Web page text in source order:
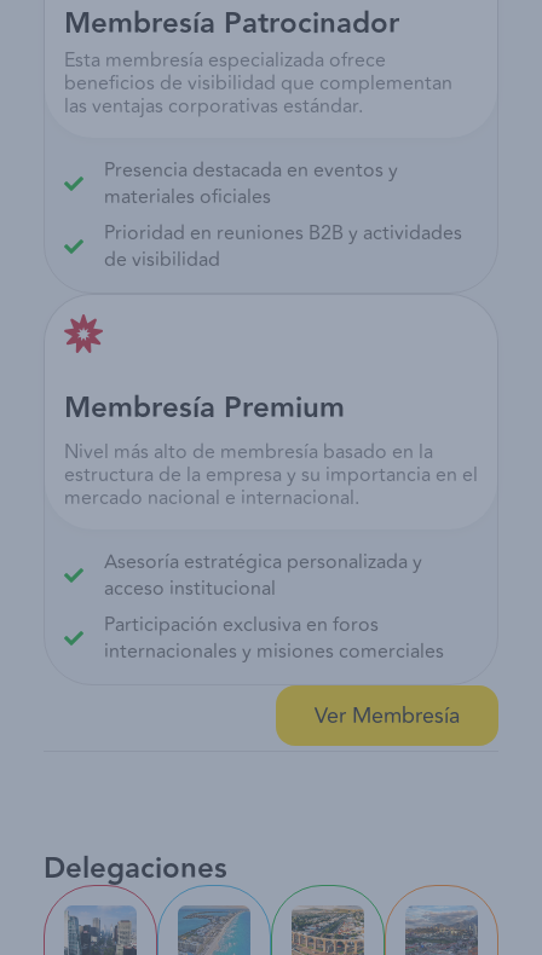
Membresía Patrocinador
Esta membresía especializada ofrece
beneficios de visibilidad que complementan
las ventajas corporativas estándar.
Presencia destacada en eventos y
materiales oficiales
Prioridad en reuniones B2B y actividades
de visibilidad
Membresía Premium
Nivel más alto de membresía basado en la
estructura de la empresa y su importancia en el
mercado nacional e internacional.
Asesoría estratégica personalizada y
acceso institucional
Participación exclusiva en foros
internacionales y misiones comerciales
Ver Membresía
Delegaciones